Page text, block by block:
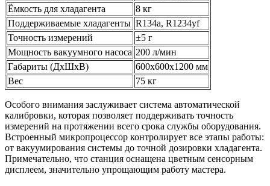
Ёмкость для хладагента
8 кг
Поддерживаемые хладагенты R134a, R1234yf
Точность измерений
±5 г
Мощность вакуумного насоса 200 л/мин
Габариты (ДхШхВ)
600x600x1200 мм
Вес
75 кг
Особого внимания заслуживает система автоматической
калибровки, которая позволяет поддерживать точность
измерений на протяжении всего срока службы оборудования.
Встроенный микропроцессор контролирует все этапы работы:
от вакуумирования системы до точной дозировки хладагента.
Примечательно, что станция оснащена цветным сенсорным
дисплеем, значительно упрощающим работу мастера.